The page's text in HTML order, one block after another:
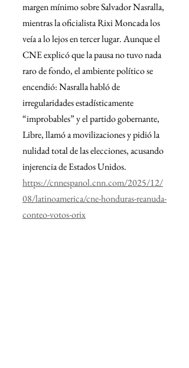
margen mínimo sobre Salvador Nasralla,
mientras la oficialista Rixi Moncada los
veía a lo lejos en tercer lugar. Aunque el
CNE explicó que la pausa no tuvo nada
raro de fondo, el ambiente político se
encendió: Nasralla habló de
irregularidades estadísticamente
“improbables” y el partido gobernante,
Libre, llamó a movilizaciones y pidió la
nulidad total de las elecciones, acusando
injerencia de Estados Unidos.
https://cnnespanol.cnn.com/2025/12/
08/latinoamerica/cne-honduras-reanuda-
conteo-votos-orix